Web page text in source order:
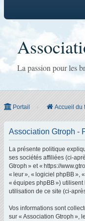
La passion pour les
Portail Accueil du
Association Gtroph -
La présente politique
ses sociétés affiliées (ci-
Gtroph » et « https://
« leur », « logiciel phpBB »,
« équipes phpBB »)
utilisation de ce site (ci-
Vos informations sont
sur « Association Gtroph »,